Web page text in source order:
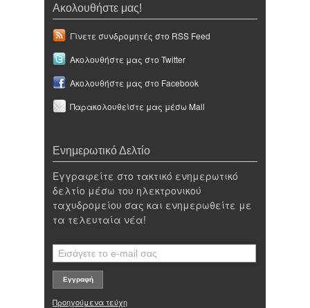
Ακολουθήστε μας!
Γίνετε συνδρομητές στο RSS Feed
Ακολουθήστε μας στο Twitter
Ακολουθήστε μας στο Facebook
Παρακολουθείστε μας μέσω Mail
Ενημερωτικό Δελτίο
Εγγραφείτε στο τακτικό ενημερωτικό
δελτίο μέσω του ηλεκτρονικού
ταχυδρομείου σας και ενημερωθείτε με
τα τελευταία νέα!
Προηγούμενα τεύχη